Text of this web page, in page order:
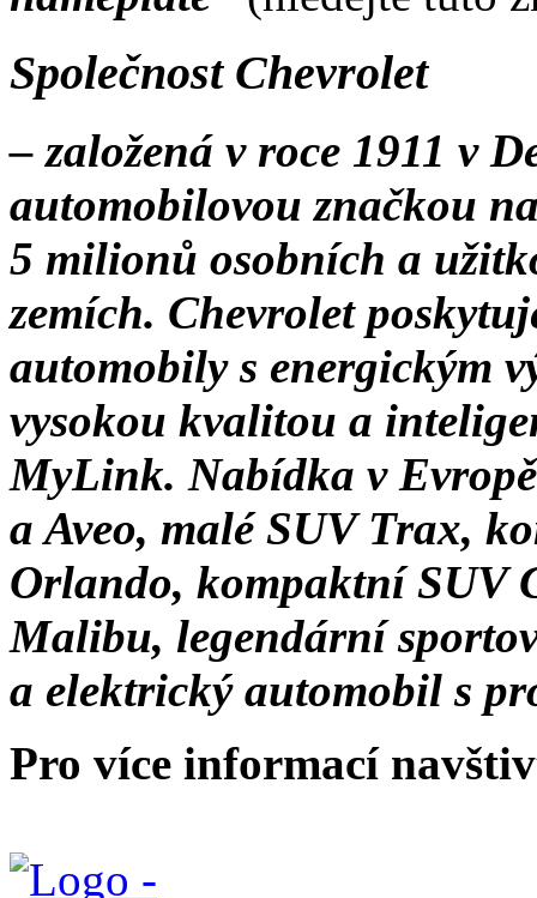
Společnost Chevrolet
– založená v roce 1911 v
automobilovou značkou
5 milionů osobních a
zemích. Chevrolet
automobily s energickým
vysokou kvalitou a
MyLink. Nabídka v
a Aveo, malé SUV Trax,
Orlando, kompaktní SUV
Malibu, legendární
a elektrický automobil s
Pro více informací